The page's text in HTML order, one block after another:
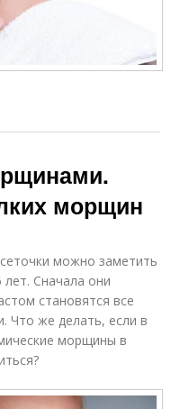
морщин
можно заметить
лет. Сначала они
становятся все
Что же делать, если в
морщины в